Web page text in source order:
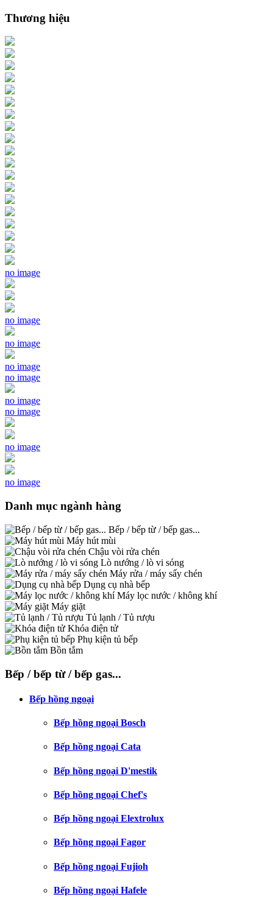
Thương hiệu
no image
no image
no image
no image
no image
no image
no image
no image
no image
Danh mục ngành hàng
Bếp / bếp từ / bếp gas...
Máy hút mùi
Chậu vòi rửa chén
Lò nướng / lò vi sóng
Máy rửa / máy sấy chén
Dụng cụ nhà bếp
Máy lọc nước / không khí
Máy giặt
Tủ lạnh / Tủ rượu
Khóa điện tử
Phụ kiện tủ bếp
Bồn tắm
Bếp / bếp từ / bếp gas...
Bếp hồng ngoại
Bếp hồng ngoại Bosch
Bếp hồng ngoại Cata
Bếp hồng ngoại D'mestik
Bếp hồng ngoại Chef's
Bếp hồng ngoại Elextrolux
Bếp hồng ngoại Fagor
Bếp hồng ngoại Fujioh
Bếp hồng ngoại Hafele